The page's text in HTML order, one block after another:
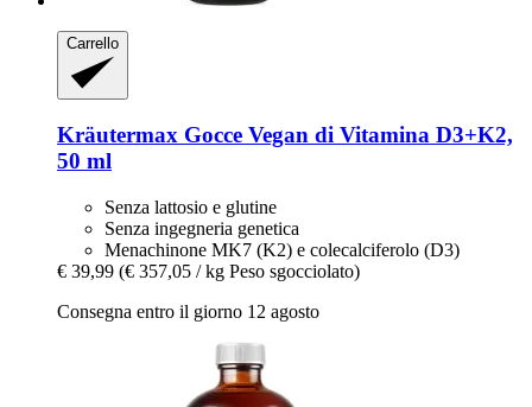
Carrello
Kräutermax Gocce Vegan di Vitamina D3+K2,
50 ml
Senza lattosio e glutine
Senza ingegneria genetica
Menachinone MK7 (K2) e colecalciferolo (D3)
€ 39,99 (€ 357,05 / kg Peso sgocciolato)
Consegna entro il giorno 12 agosto